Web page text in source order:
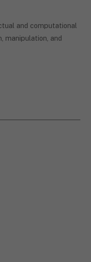
and computational
manipulation, and